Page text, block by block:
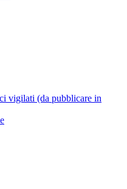
vigilati (da pubblicare in